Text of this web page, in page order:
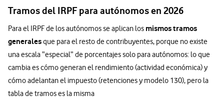
Tramos del IRPF para autónomos en 2026
Para el IRPF de los autónomos se aplican los mismos tramos
generalesque para el resto de contribuyentes, porque no existe
una escala “especial” de porcentajes solo para autónomos: lo que
cambia es cómo generan el rendimiento (actividad económica) y
cómo adelantan el impuesto (retenciones y modelo 130), pero la
tabla de tramos es la misma